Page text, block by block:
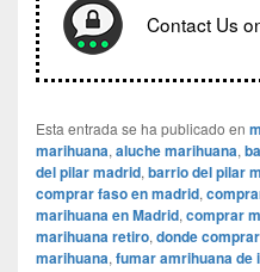
Contact Us
Esta entrada se ha publicado en
marihuana, aluche marihuana,
del pilar madrid, barrio del pilar
comprar faso en madrid,
marihuana en Madrid, comprar
marihuana retiro, donde
marihuana, fumar amrihuana de